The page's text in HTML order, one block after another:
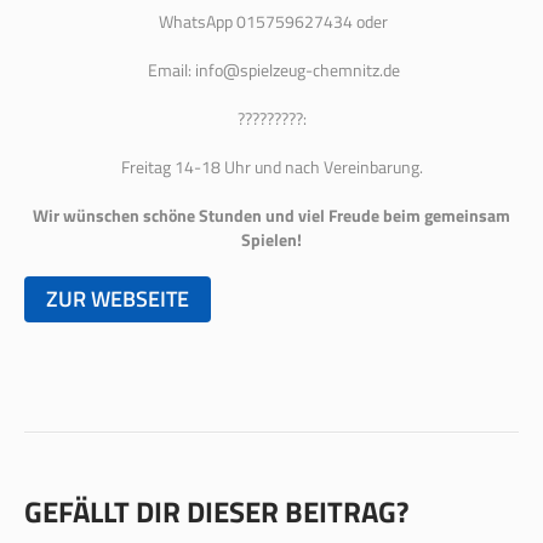
WhatsApp 015759627434 oder
Email: info@spielzeug-chemnitz.de
?????????:
Freitag 14-18 Uhr und nach Vereinbarung.
Wir wünschen schöne Stunden und viel Freude beim gemeinsam
Spielen!
ZUR WEBSEITE
GEFÄLLT DIR DIESER BEITRAG?